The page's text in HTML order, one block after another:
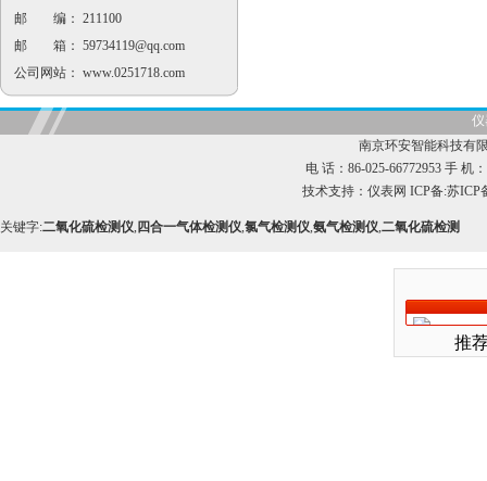
邮 编： 211100
邮 箱： 59734119@qq.com
公司网站： www.0251718.com
南京环安智能科技有
电 话：86-025-66772953 手 机
技术支持： 仪表网 ICP备:苏ICP
关键字:二氧化硫检测仪, 四合一气体检测仪,氯气检测仪,氨气检测仪,二氧化硫检测
推